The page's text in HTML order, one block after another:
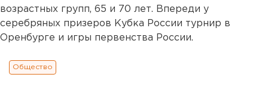
возрастных групп, 65 и 70 лет. Впереди у
серебряных призеров Кубка России турнир в
Оренбурге и игры первенства России.
Общество